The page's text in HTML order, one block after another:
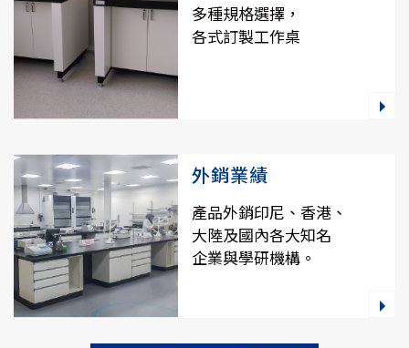
多種規格選擇，
各式訂製工作桌
外銷業績
產品外銷印尼、香港、
大陸及國內各大知名
企業與學研機構。